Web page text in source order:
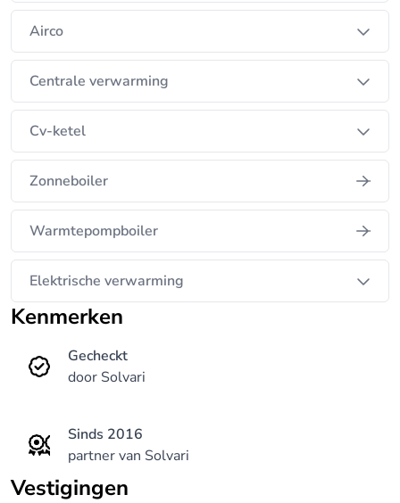
Met onze eigen service/onderhoud- en
storingsdienst (elke dag van het jaar bemand) zijn
wij altijd snel paraat!
Airco
Centrale verwarming
Cv-ketel
Zonneboiler
Warmtepompboiler
Elektrische verwarming
Kenmerken
Gecheckt
door Solvari
Sinds 2016
partner van Solvari
Vestigingen